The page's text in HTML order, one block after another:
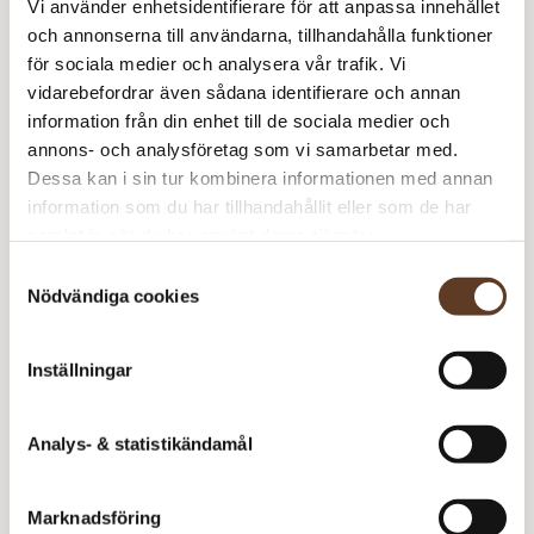
Vi använder enhetsidentifierare för att anpassa innehållet
och annonserna till användarna, tillhandahålla funktioner
för sociala medier och analysera vår trafik. Vi
vidarebefordrar även sådana identifierare och annan
information från din enhet till de sociala medier och
annons- och analysföretag som vi samarbetar med.
Dessa kan i sin tur kombinera informationen med annan
information som du har tillhandahållit eller som de har
Nödvändiga cookies
Inställningar
Analys- & statistikändamål
Marknadsföring
Zauberball Crazy – 1511
Submarine
224 kr 1 224 kr
249 kr
I lager Art.nr: KU-0003-0
Lägg i varukorg
lager!